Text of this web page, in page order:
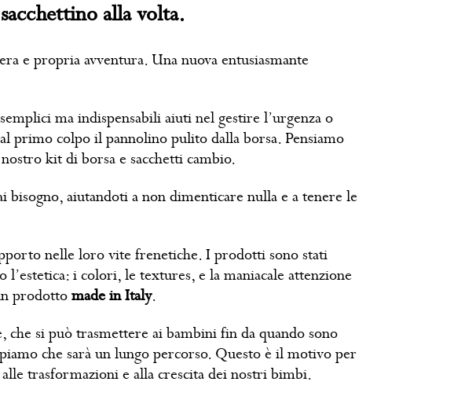
alla volta.
e propria avventura. Una nuova entusiasmante
ma indispensabili aiuti nel gestire l’urgenza o
primo colpo il pannolino pulito dalla borsa. Pensiamo
kit di borsa e sacchetti cambio.
aiutandoti a non dimenticare nulla e a tenere le
nelle loro vite frenetiche. I prodotti sono stati
i colori, le textures, e la maniacale attenzione
prodottomade in Italy.
che si può trasmettere ai bambini fin da quando sono
che sarà un lungo percorso. Questo è il motivo per
trasformazioni e alla crescita dei nostri bimbi.